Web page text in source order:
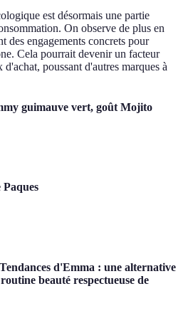
est désormais une partie
On observe de plus en
des engagements concrets pour
Cela pourrait devenir un facteur
poussant d'autres marques à
guimauve vert, goût Mojito
Paques
d'Emma : une alternative
beauté respectueuse de